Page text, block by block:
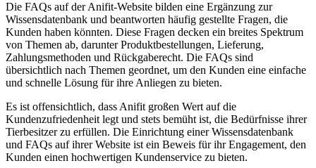
Die FAQs auf der ‌Anifit-Website bilden eine Ergänzung zur
⁢Wissensdatenbank und beantworten häufig gestellte Fragen,‌ die
Kunden haben könnten. Diese Fragen decken ein breites‌ Spektrum
von Themen ab, darunter Produktbestellungen, Lieferung,
Zahlungsmethoden und Rückgaberecht. Die FAQs sind
übersichtlich nach Themen geordnet, um den Kunden eine einfache
und​ schnelle Lösung für ihre Anliegen zu bieten.
Es ist ‌offensichtlich, dass Anifit großen Wert auf die
Kundenzufriedenheit legt und ​stets bemüht⁣ ist, die Bedürfnisse ihrer
Tierbesitzer zu⁣ erfüllen. Die Einrichtung einer Wissensdatenbank
und FAQs auf ihrer Website ist ein Beweis für ihr Engagement, den
Kunden einen hochwertigen Kundenservice zu bieten.